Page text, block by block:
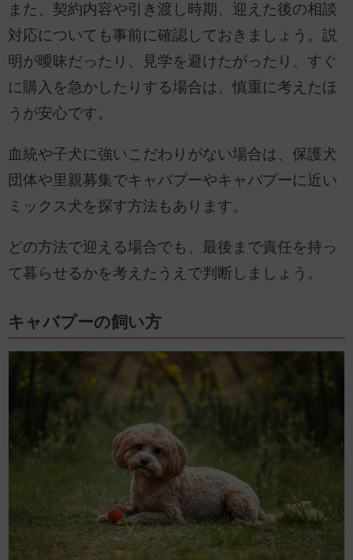
また、契約内容や引き渡し時期、迎えた後の相談
対応についても事前に確認しておきましょう。説
明が曖昧だったり、見学を避けたがったり、すぐ
に購入を急かしたりする場合は、慎重に考えたほ
うが安心です。
血統や子犬に強いこだわりがない場合は、保護犬
団体や里親募集でキャバプーやキャバプーに近い
ミックス犬を探す方法もあります。
どの方法で迎える場合でも、最後まで責任を持っ
て暮らせるかを考えたうえで判断しましょう。
キャバプーの飼い方